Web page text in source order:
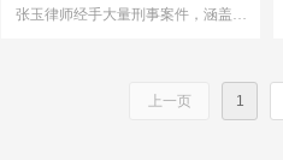
案件中，由掩饰隐瞒犯罪所得罪名变
依据，寻找减轻情节，最终为其争取
到缓刑;汤某贩卖毒品案件，从案件细
张玉律师经手大量刑事案件，涵盖刑
擅长案件主要涵盖:诈骗、帮信、掩
隐、敲诈勒索、非法经营、盗窃、袭
上一页 1